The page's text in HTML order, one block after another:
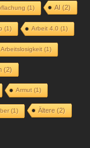
(1) AI (2)
(1) Arbeit 4.0 (1)
Arbeitslosigkeit(1)
(2)
Armut(1)
(1) Ältere(2)